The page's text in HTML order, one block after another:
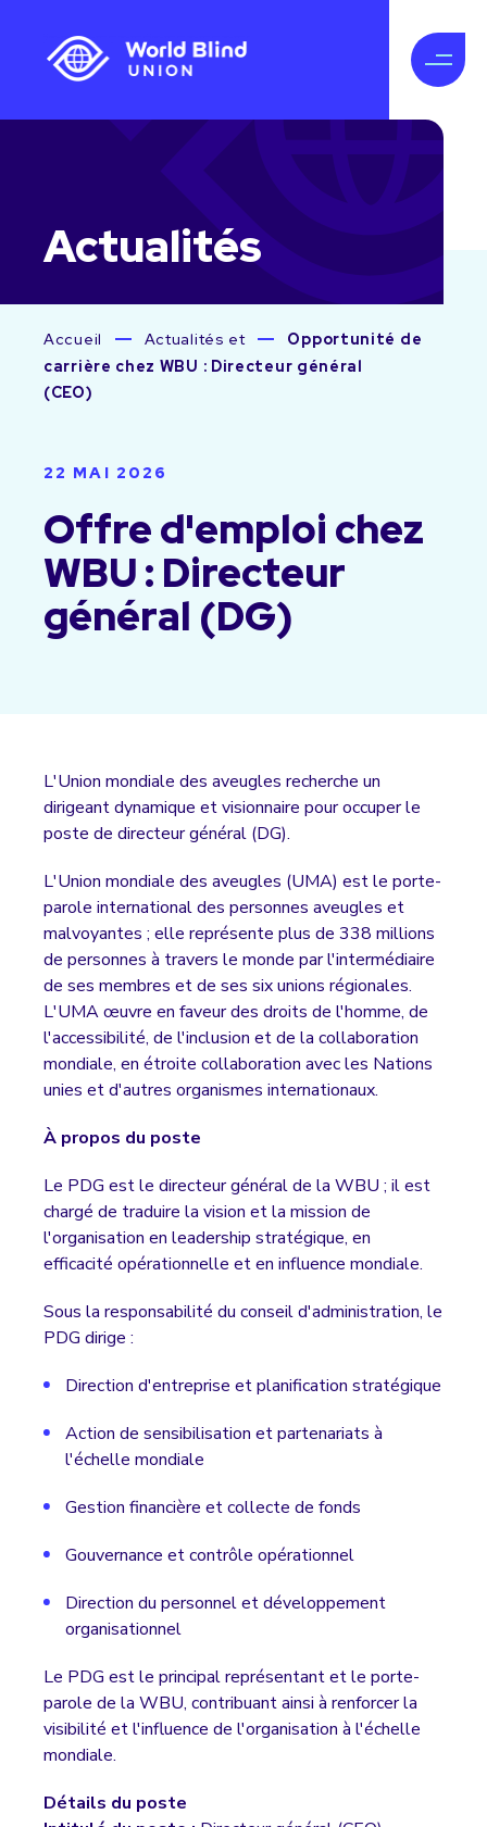
Actualités
Accueil Actualités et
Opportunité de
carrière chez WBU : Directeur général
(CEO)
22 MAI 2026
Offre d'emploi chez
WBU : Directeur
général (DG)
L'Union mondiale des aveugles recherche un
dirigeant dynamique et visionnaire pour occuper le
poste de directeur général (DG).
L'Union mondiale des aveugles (UMA) est le porte-
parole international des personnes aveugles et
malvoyantes ; elle représente plus de 338 millions
de personnes à travers le monde par l'intermédiaire
de ses membres et de ses six unions régionales.
L'UMA œuvre en faveur des droits de l'homme, de
l'accessibilité, de l'inclusion et de la collaboration
mondiale, en étroite collaboration avec les Nations
unies et d'autres organismes internationaux.
À propos du poste
Le PDG est le directeur général de la WBU ; il est
chargé de traduire la vision et la mission de
l'organisation en leadership stratégique, en
efficacité opérationnelle et en influence mondiale.
Sous la responsabilité du conseil d'administration, le
PDG dirige :
Direction d'entreprise et planification stratégique
Action de sensibilisation et partenariats à
l'échelle mondiale
Gestion financière et collecte de fonds
Gouvernance et contrôle opérationnel
Direction du personnel et développement
organisationnel
Le PDG est le principal représentant et le porte-
parole de la WBU, contribuant ainsi à renforcer la
visibilité et l'influence de l'organisation à l'échelle
mondiale.
Détails du poste